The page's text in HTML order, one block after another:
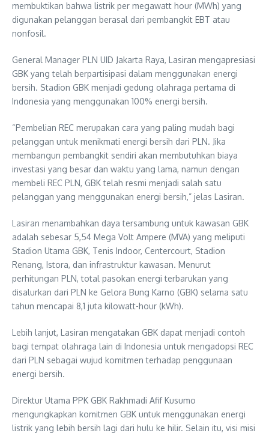
membuktikan bahwa listrik per megawatt hour (MWh) yang
digunakan pelanggan berasal dari pembangkit EBT atau
nonfosil.
General Manager PLN UID Jakarta Raya, Lasiran mengapresiasi
GBK yang telah berpartisipasi dalam menggunakan energi
bersih. Stadion GBK menjadi gedung olahraga pertama di
Indonesia yang menggunakan 100% energi bersih.
“Pembelian REC merupakan cara yang paling mudah bagi
pelanggan untuk menikmati energi bersih dari PLN. Jika
membangun pembangkit sendiri akan membutuhkan biaya
investasi yang besar dan waktu yang lama, namun dengan
membeli REC PLN, GBK telah resmi menjadi salah satu
pelanggan yang menggunakan energi bersih,” jelas Lasiran.
Lasiran menambahkan daya tersambung untuk kawasan GBK
adalah sebesar 5,54 Mega Volt Ampere (MVA) yang meliputi
Stadion Utama GBK, Tenis Indoor, Centercourt, Stadion
Renang, Istora, dan infrastruktur kawasan. Menurut
perhitungan PLN, total pasokan energi terbarukan yang
disalurkan dari PLN ke Gelora Bung Karno (GBK) selama satu
tahun mencapai 8,1 juta kilowatt-hour (kWh).
Lebih lanjut, Lasiran mengatakan GBK dapat menjadi contoh
bagi tempat olahraga lain di Indonesia untuk mengadopsi REC
dari PLN sebagai wujud komitmen terhadap penggunaan
energi bersih.
Direktur Utama PPK GBK Rakhmadi Afif Kusumo
mengungkapkan komitmen GBK untuk menggunakan energi
listrik yang lebih bersih lagi dari hulu ke hilir. Selain itu, visi misi